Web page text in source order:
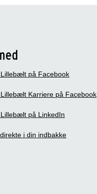
på Facebook
Karriere på Facebook
på LinkedIn
i din indbakke